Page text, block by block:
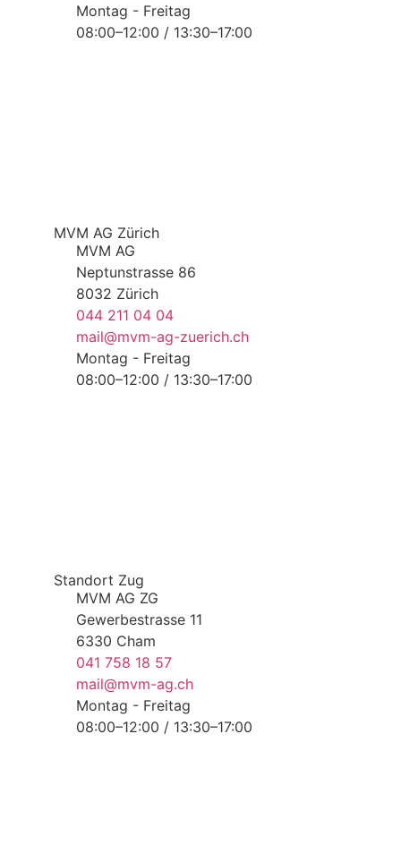
Montag - Freitag
08:00–12:00 / 13:30–17:00
MVM AG Zürich
MVM AG
Neptunstrasse 86
8032 Zürich
044 211 04 04
mail@mvm-ag-zuerich.ch
Montag - Freitag
08:00–12:00 / 13:30–17:00
Standort Zug
MVM AG ZG
Gewerbestrasse 11
6330 Cham
041 758 18 57
mail@mvm-ag.ch
Montag - Freitag
08:00–12:00 / 13:30–17:00